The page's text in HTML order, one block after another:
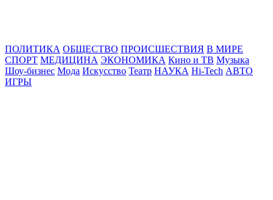
ПОЛИТИКА ОБЩЕСТВО ПРОИСШЕСТВИЯ В МИРЕ
СПОРТ МЕДИЦИНА ЭКОНОМИКА Кино и ТВ Музыка
Шоу-бизнес Мода Искусство Театр НАУКА Hi-Tech АВТО
ИГРЫ